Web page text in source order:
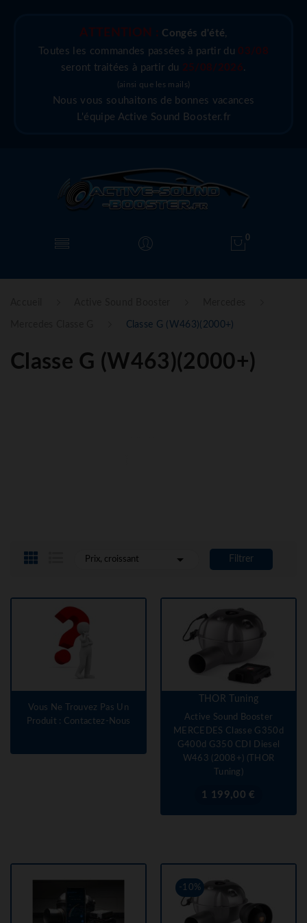
ATTENTION : Congés d'été,
Toutes les commandes passées à partir du 03/08
seront traitées à partir du 25/08/2026.
(ainsi que les mails)
Nous vous souhaitons de bonnes vacances
L'équipe Active Sound Booster.fr
0
Classe G (W463)(2000+)
Classe G (W463)(2000+)
Prix, croissant  Filtrer
Vous Ne Trouvez Pas Un
Produit : Contactez-Nous
THOR Tuning
Active Sound Booster
MERCEDES Classe G350d
G400d G350 CDI Diesel
W463 (2008+) (THOR
Tuning)
Prix1 199,00 €
-10%